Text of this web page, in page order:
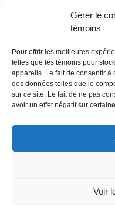
Gérer le
témoins
Pour offrir les meilleures
telles que les témoins pour
appareils. Le fait de consentir à
des données telles que le
sur ce site. Le fait de ne pas
avoir un effet négatif sur
Voir
POLITIQUE
Politique de témoins